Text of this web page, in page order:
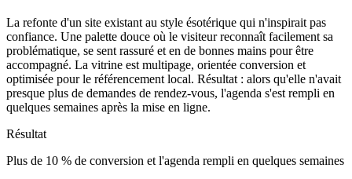
La refonte d'un site existant au style ésotérique qui n'inspirait pas
confiance. Une palette douce où le visiteur reconnaît facilement sa
problématique, se sent rassuré et en de bonnes mains pour être
accompagné. La vitrine est multipage, orientée conversion et
optimisée pour le référencement local. Résultat : alors qu'elle n'avait
presque plus de demandes de rendez-vous, l'agenda s'est rempli en
quelques semaines après la mise en ligne.
Résultat
Plus de 10 % de conversion et l'agenda rempli en quelques semaines